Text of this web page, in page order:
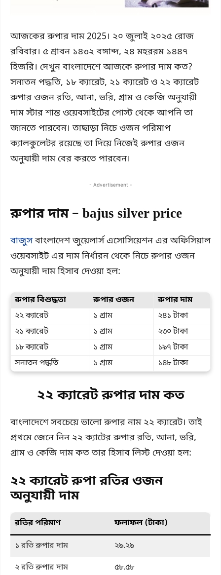
আজকের রুপার দাম 2025। ২০ জুলাই ২০২৫ রোজ
রবিবার। ৫ শ্রাবন ১৪৩২ বঙ্গাব্দ, ২৪ মহররম ১৪৪৭
হিজরি। দেখুন বাংলাদেশে আজকে রুপার দাম কত?
সনাতন পদ্ধতি, ১৮ ক্যারেট, ২১ ক্যারেট ও ২২ ক্যারেট
রুপার ওজন রতি, আনা, ভরি, গ্রাম ও কেজি অনুযায়ী
দাম স্টার শান্ত ওয়েবসাইটের পোস্ট থেকে আপনি তা
জানতে পারবেন। তাছাড়া নিচে ওজন পরিমাপ
ক্যালকুলেটর রয়েছে তা দিয়ে নিজেই রুপার ওজন
অনুযায়ী দাম বের করতে পারবেন।
- Advertisement -
রুপার দাম – bajus silver price
বাজুসবাংলাদেশ জুয়েলার্স এসোসিয়েশন এর অফিসিয়াল
ওয়েবসাইট এর দাম নির্ধারন থেকে নিচে রুপার ওজন
অনুযায়ী দাম হিসাব দেওয়া হল:
রুপার বিশুদ্ধতা রুপার ওজন
রুপার দাম
২২ ক্যারেট
১ গ্রাম
২৪১ টাকা
২১ ক্যারেট
১ গ্রাম
২৩০ টাকা
১৮ ক্যারেট
১ গ্রাম
১৯৭ টাকা
সনাতন পদ্ধতি
১ গ্রাম ১৪৮ টাকা
২২ ক্যারেট রুপার দাম কত
বাংলাদেশে সবচেয়ে ভালো রুপার নাম ২২ ক্যারেট। তাই
প্রথমে জেনে নিন ২২ ক্যাটের রুপার রতি, আনা, ভরি,
গ্রাম ও কেজি দাম কত তার হিসাব লিস্ট দেওয়া হল:
২২ ক্যারেট রুপা রতির ওজন
অনুযায়ী দাম
রতির পরিমাণ ফলাফল (টাকা)
১ রতি রুপার দাম
২৯.২৯
২ রতি রুপার দাম
৫৮.৫৮